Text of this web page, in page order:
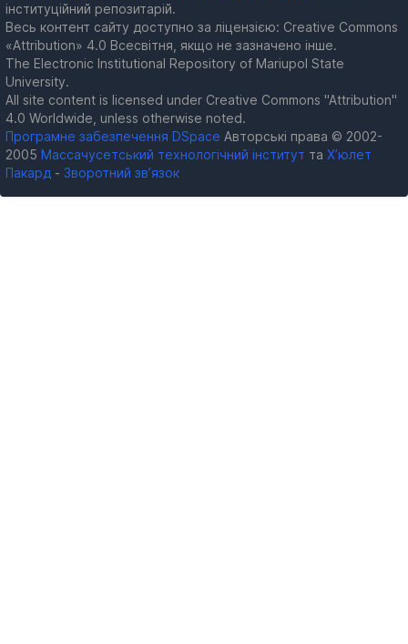
інституційний репозитарій.
Весь контент сайту доступно за ліцензією: Creative Commons
«Attribution» 4.0 Всесвітня, якщо не зазначено інше.
The Electronic Institutional Repository of Mariupol State
University.
All site content is licensed under Creative Commons "Attribution"
4.0 Worldwide, unless otherwise noted.
Програмне забезпечення DSpace Авторські права © 2002-
2005 Массачусетський технологічний інститут та Х’юлет
Пакард - Зворотний зв’язок